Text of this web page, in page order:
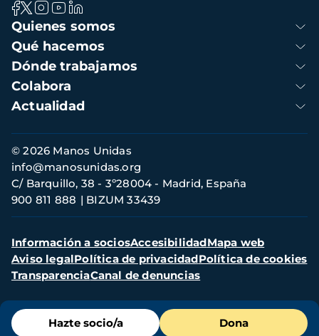
Menú
de
Hazte socio/a Dona
Navegación
principal
Quienes somos
Qué hacemos
Dónde trabajamos
Colabora
Actualidad
Información
de
contacto
© 2026 Manos Unidas
C/ Barquillo, 38 - 3º28004 - Madrid, España
900 811 888
BIZUM 33439
info@manosunidas.org
Menú
secundario
Información a sociosAccesibilidadMapa web
Aviso legalPolítica de privacidadPolítica de cookies
TransparenciaCanal de denuncias